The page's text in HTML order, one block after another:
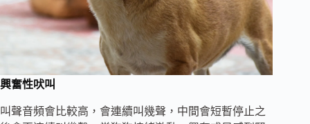
興奮性吠叫
叫聲音頻會比較高，會連續叫幾聲，中間會短暫停止之